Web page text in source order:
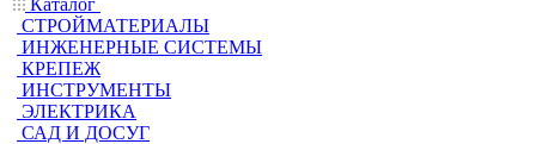
Каталог
СТРОЙМАТЕРИАЛЫ
ИНЖЕНЕРНЫЕ СИСТЕМЫ
КРЕПЕЖ
ИНСТРУМЕНТЫ
ЭЛЕКТРИКА
САД И ДОСУГ